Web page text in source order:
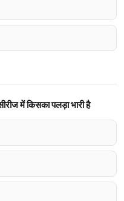
में किसका पलड़ा भारी है